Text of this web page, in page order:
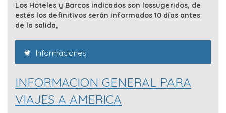
Los Hoteles y Barcos indicados son lossugeridos, de
estés los definitivos serán informados 10 días antes
de la salida,
Informaciones
INFORMACION GENERAL PARA
VIAJES A AMERICA